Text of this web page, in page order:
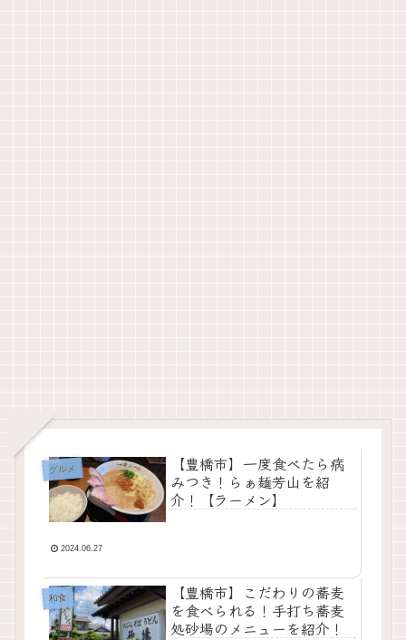
グルメ
【豊橋市】一度食べたら病
みつき！らぁ麺芳山を紹
介！【ラーメン】
2024.06.27
和食
【豊橋市】こだわりの蕎麦
を食べられる！手打ち蕎麦
処砂場のメニューを紹介！